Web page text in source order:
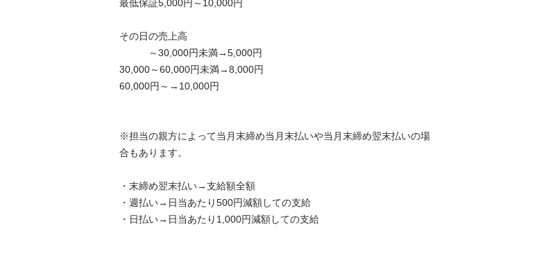
最低保証5,000円～10,000円
その日の売上高
～30,000円未満→5,000円
30,000～60,000円未満→8,000円
60,000円～→10,000円
※担当の親方によって当月末締め当月末払いや当月末締め翌末払いの場
合もあります。
・末締め翌末払い→支給額全額
・週払い→日当あたり500円減額しての支給
・日払い→日当あたり1,000円減額しての支給